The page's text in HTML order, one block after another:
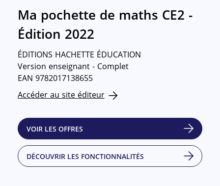
Ma pochette de maths CE2 -
Édition 2022
ÉDITIONS HACHETTE ÉDUCATION
Version enseignant - Complet
EAN 9782017138655
Accéder au site éditeur
VOIR LES OFFRES
DÉCOUVRIR LES FONCTIONNALITÉS